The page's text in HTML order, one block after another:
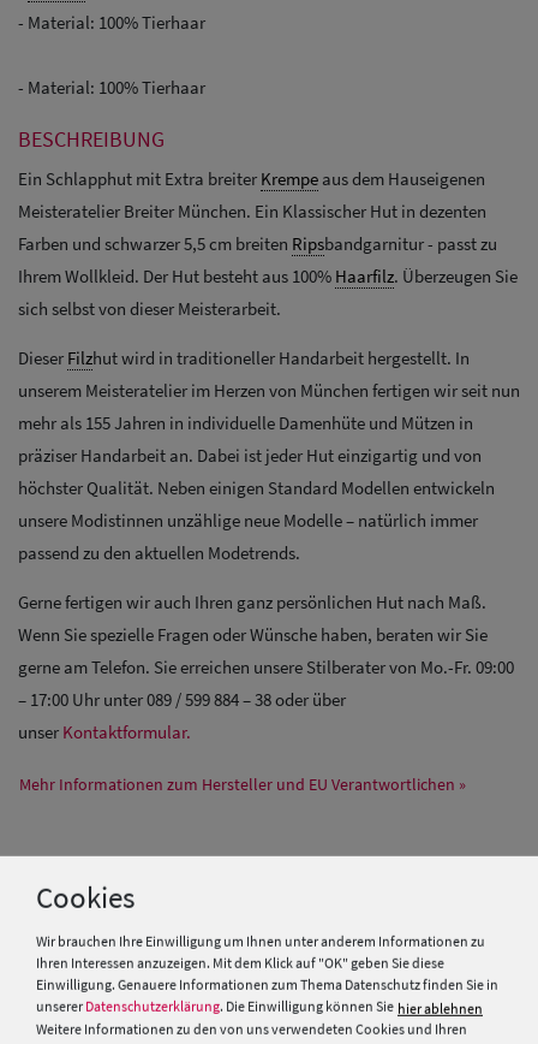
- Material: 100% Tierhaar
- Material: 100% Tierhaar
BESCHREIBUNG
Ein Schlapphut mit Extra breiter Krempe aus dem Hauseigenen
Meisteratelier Breiter München. Ein Klassischer Hut in dezenten
Farben und schwarzer 5,5 cm breiten Ripsbandgarnitur - passt zu
Ihrem Wollkleid. Der Hut besteht aus 100% Haarfilz. Überzeugen Sie
sich selbst von dieser Meisterarbeit.
Dieser Filzhut wird in traditioneller Handarbeit hergestellt. In
unserem Meisteratelier im Herzen von München fertigen wir seit nun
mehr als 155 Jahren in individuelle Damenhüte und Mützen in
präziser Handarbeit an. Dabei ist jeder Hut einzigartig und von
höchster Qualität. Neben einigen Standard Modellen entwickeln
unsere Modistinnen unzählige neue Modelle – natürlich immer
passend zu den aktuellen Modetrends.
Gerne fertigen wir auch Ihren ganz persönlichen Hut nach Maß.
Wenn Sie spezielle Fragen oder Wünsche haben, beraten wir Sie
gerne am Telefon. Sie erreichen unsere Stilberater von Mo.-Fr. 09:00
– 17:00 Uhr unter 089 / 599 884 – 38 oder über
unser Kontaktformular.
Mehr Informationen zum Hersteller und EU Verantwortlichen »
PRODUKTEMPFEHLUNGEN
Cookies
Wir brauchen Ihre Einwilligung um Ihnen unter anderem Informationen zu
Ihren Interessen anzuzeigen. Mit dem Klick auf "OK" geben Sie diese
Einwilligung. Genauere Informationen zum Thema Datenschutz finden Sie in
unserer Datenschutzerklärung. Die Einwilligung können Sie hier ablehnen
Weitere Informationen zu den von uns verwendeten Cookies und Ihren